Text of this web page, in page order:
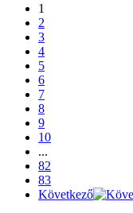
1
2
3
4
5
6
7
8
9
10
...
82
83
Következő